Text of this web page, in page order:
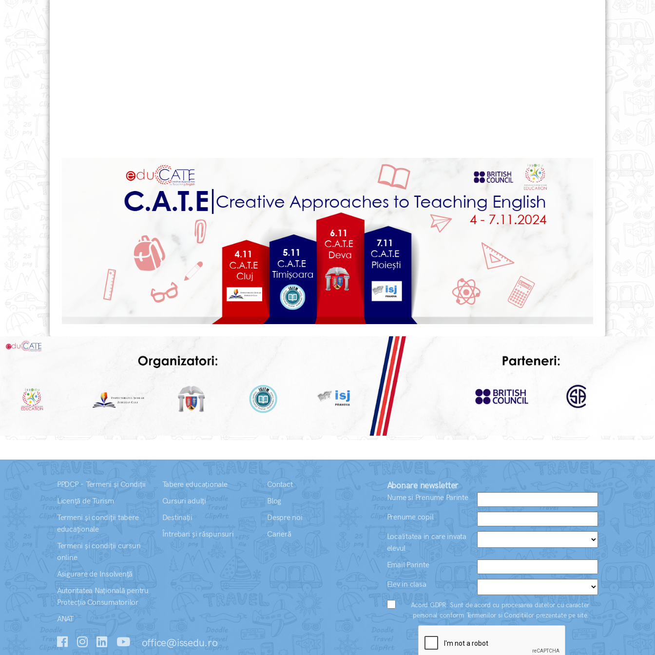
PPDCP - Termeni și Condiții
Licență de Turism
Termeni și condiții tabere
educaționale
Termeni și condiții cursuri
online
Asigurare de Insolvență
Autoritatea Națională pentru
Protecția Consumatorilor
ANAT
Tabere educaționale
Cursuri adulți
Destinații
Întrebari și răspunsuri
Contact
Blog
Despre noi
Carieră
office@issedu.ro
Abonare newsletter
Nume si Prenume Parinte
Prenume copil
Localitatea in care invata
elevul
Email Parinte
Elev in clasa
Acord GDPR: Sunt de acord cu procesarea datelor cu caracter
personal conform Termenilor si Conditiilor prezentate pe site.